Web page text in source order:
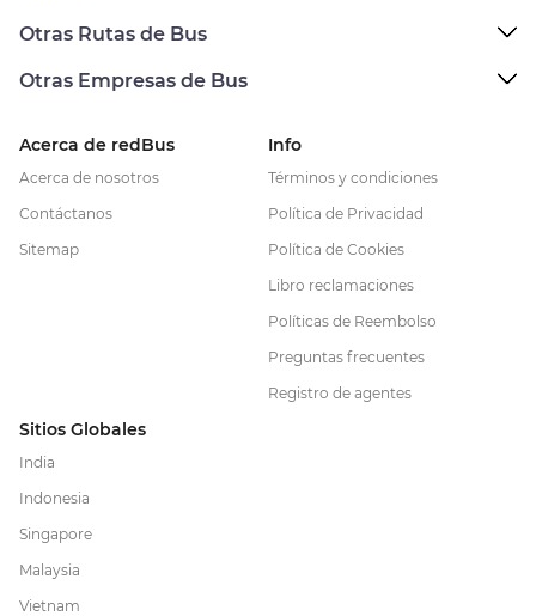
Otras Rutas de Bus
Otras Empresas de Bus
Acerca de redBus
Acerca de nosotros
Contáctanos
Sitemap
Info
Términos y condiciones
Política de Privacidad
Política de Cookies
Libro reclamaciones
Políticas de Reembolso
Preguntas frecuentes
Registro de agentes
Sitios Globales
India
Indonesia
Singapore
Malaysia
Vietnam